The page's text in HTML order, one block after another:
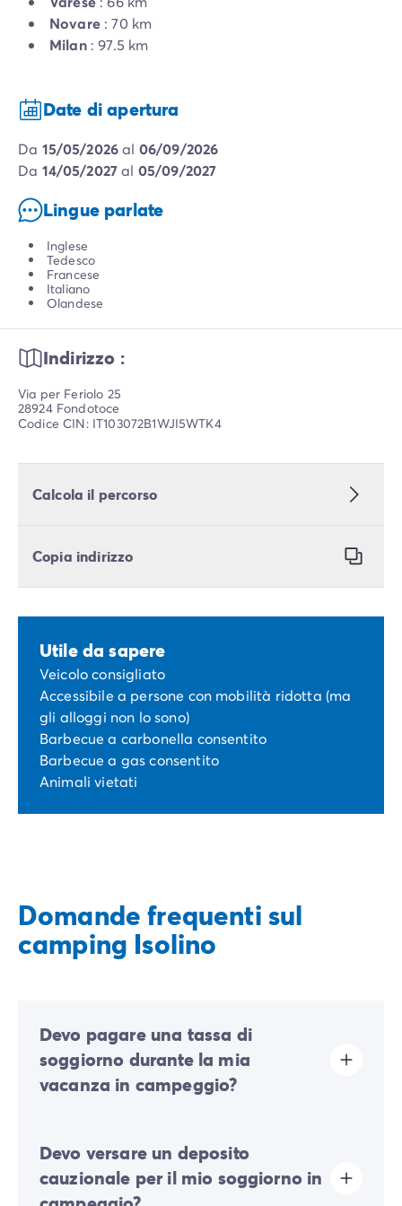
Novare: 70 km
Milan: 97.5 km
Date di apertura
da 15/05/2026al 06/09/2026
da 14/05/2027al 05/09/2027
Lingue parlate
Inglese
Tedesco
Francese
Italiano
Olandese
Indirizzo :
Via per Feriolo 25
28924 Fondotoce
Codice CIN: IT103072B1WJI5WTK4
Calcola il percorso
Copia indirizzo
Utile da sapere
Veicolo consigliato
Accessibile a persone con mobilità ridotta (ma
gli alloggi non lo sono)
Barbecue a carbonella consentito
Barbecue a gas consentito
Animali vietati
Domande frequenti sul
camping Isolino
Devo pagare una tassa di
soggiorno durante la mia
vacanza in campeggio?
località turistiche. Dovrai quindi pagarla al momento
della registrazione online o una volta arrivato sul
posto.
Devo versare un deposito
cauzionale per il mio soggiorno in